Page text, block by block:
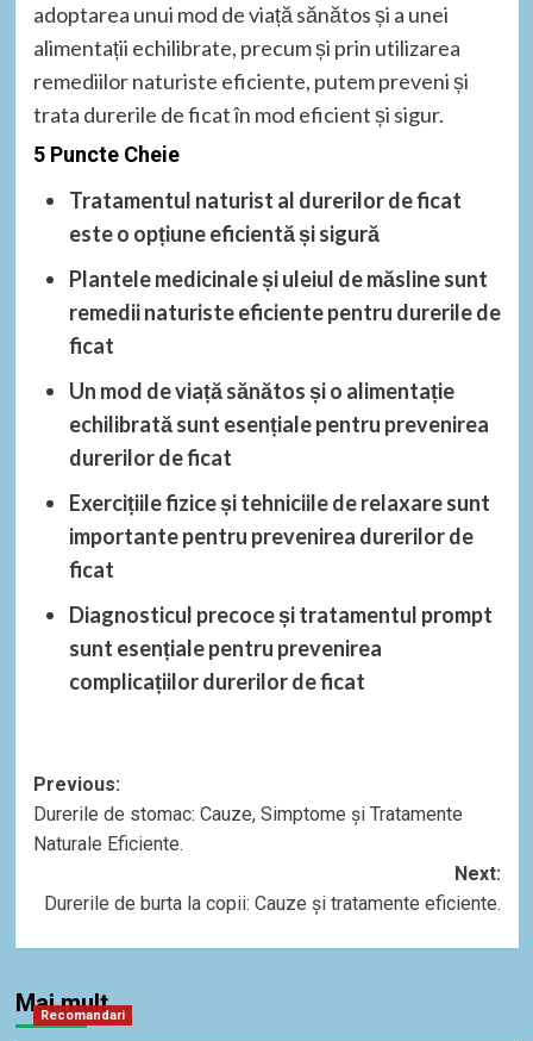
adoptarea unui mod de viață sănătos și a unei
alimentații echilibrate, precum și prin utilizarea
remediilor naturiste eficiente, putem preveni și
trata durerile de ficat în mod eficient și sigur.
5 Puncte Cheie
Tratamentul naturist al durerilor de ficat
este o opțiune eficientă și sigură
Plantele medicinale și uleiul de măsline sunt
remedii naturiste eficiente pentru durerile de
ficat
Un mod de viață sănătos și o alimentație
echilibrată sunt esențiale pentru prevenirea
durerilor de ficat
Exercițiile fizice și tehniciile de relaxare sunt
importante pentru prevenirea durerilor de
ficat
Diagnosticul precoce și tratamentul prompt
sunt esențiale pentru prevenirea
complicațiilor durerilor de ficat
Post
navigation
Previous:
Durerile de stomac: Cauze, Simptome și Tratamente
Naturale Eficiente.
Next:
Durerile de burta la copii: Cauze și tratamente eficiente.
Mai mult
Recomandari